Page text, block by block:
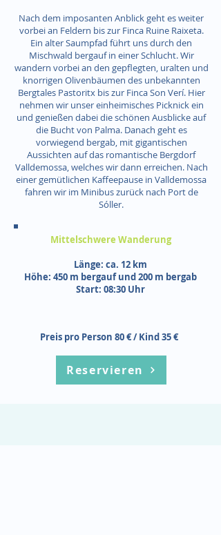
Nach dem imposanten Anblick geht es weiter
vorbei an Feldern bis zur Finca Ruine Raixeta.
Ein alter Saumpfad führt uns durch den
Mischwald bergauf in einer Schlucht. Wir
wandern vorbei an den gepflegten, uralten und
knorrigen Olivenbäumen des unbekannten
Bergtales Pastoritx bis zur Finca Son Verí. Hier
nehmen wir unser einheimisches Picknick ein
und genießen dabei die schönen Ausblicke auf
die Bucht von Palma. Danach geht es
vorwiegend bergab, mit gigantischen
Aussichten auf das romantische Bergdorf
Valldemossa, welches wir dann erreichen. Nach
einer gemütlichen Kaffeepause in Valldemossa
fahren wir im Minibus zurück nach Port de
Sóller.
Mittelschwere Wanderung
Länge: ca. 12 km
Höhe: 450 m bergauf und 200 m bergab
Start: 08:30 Uhr
Preis pro Person 80 € / Kind 35 €
Reservieren